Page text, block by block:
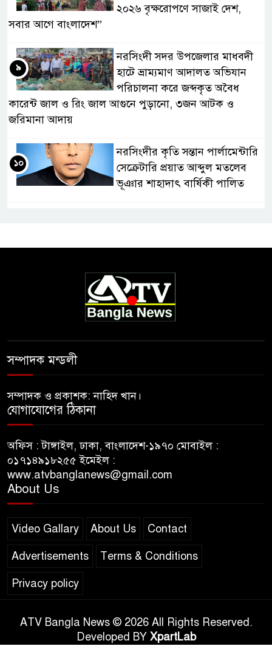
২০২৬ বৃক্ষরোপণে সাজাই দেশ,
সবার আগে বাংলাদেশ”
নরসিংদী সদর উপজেলার মাধবদী
হাটে ভ্রাম্যমাণ আদালত অভিযান
পরিচালনা করে জব্দকৃত অবৈধ
কারেন্ট জাল ও রিং জাল আগুনে পুড়ানো, ৩জন আটক ও
জরিমানা আদায়
৯
নরসিংদীর কৃতি সন্তান পার্লামেন্টারি
সেক্রেটারি প্রয়াত আব্দুল মতলেব
ভূঞার শাহাদাৎ বার্ষিকী পালিত
১০
সম্পাদক মন্ডলী
সম্পাদক ও প্রকাশক: নাহিদ খান।
যোগাযোগের ঠিকানা
অফিস : টাঙ্গাইল, ঢাকা, বাংলাদেশ-১৯৭০ মোবাইল :
০১৭১৪৯১৮২৫৫ ইমেইল :
www.atvbanglanews@gmail.com
About Us
Video Gallary About Us Contact
Advertisements Terms & Conditions
Privacy policy
ATV Bangla News © 2026 All Rights Reserved.
Developed BY XpartLab